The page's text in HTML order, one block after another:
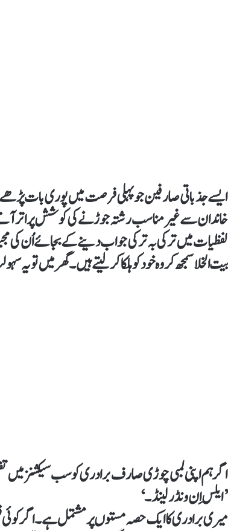
ایسے جذباتی صارفین جو پہلی فرصت میں پوری بات
خاندان سے غیر مناسب رشتہ جوڑنے کی کوشش پر اتر
لفظیات میں ترکی بہ ترکی جواب دینے کے بجائے اُن کی
بیت الخلا سمجھ کر وہ خود کو ہلکا کر لیتے ہیں۔ گھر میں تو
اگر ہم اپنی لمبی چوڑی صارف برادری کو سب سیکشنز میں
’ایلس اِن ونڈر لینڈ۔‘
میری برادری کا ایک حصہ مستوں پر مشتمل ہے۔ اگر